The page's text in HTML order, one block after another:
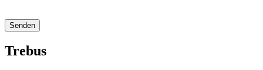
Trebus